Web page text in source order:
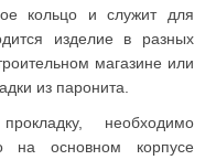
кольцо и служит для
изделие в разных
магазине или
из паронита.
необходимо
на основном корпусе